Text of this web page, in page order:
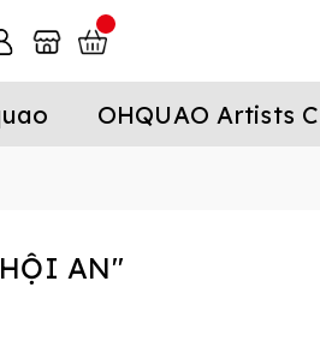
OHQUAO Artists
AN"